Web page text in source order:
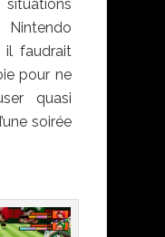
il faudrait
pour ne
quasi
soirée